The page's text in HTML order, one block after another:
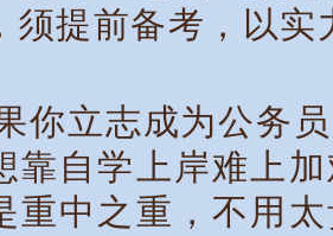
须提前备考，以实
立志成为公务员
靠自学上岸难上
重中之重，不用